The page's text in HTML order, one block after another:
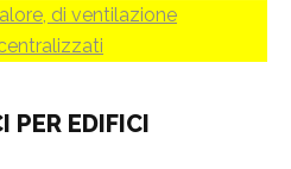
di ventilazione
PER EDIFICI